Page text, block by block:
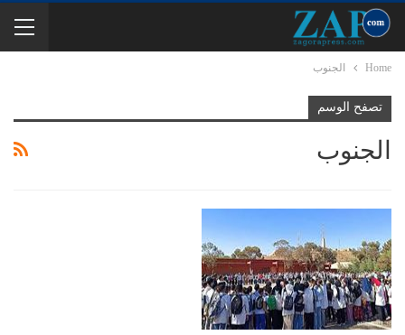
Home الجنوب
تصفح الوسم
الجنوب